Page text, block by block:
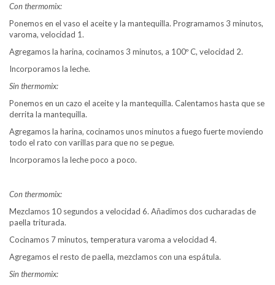
Con thermomix:
Ponemos en el vaso el aceite y la mantequilla. Programamos 3 minutos,
varoma, velocidad 1.
Agregamos la harina, cocinamos 3 minutos, a 100º C, velocidad 2.
Incorporamos la leche.
Sin thermomix:
Ponemos en un cazo el aceite y la mantequilla. Calentamos hasta que se
derrita la mantequilla.
Agregamos la harina, cocinamos unos minutos a fuego fuerte moviendo
todo el rato con varillas para que no se pegue.
Incorporamos la leche poco a poco.
Con thermomix:
Mezclamos 10 segundos a velocidad 6. Añadimos dos cucharadas de
paella triturada.
Cocinamos 7 minutos, temperatura varoma a velocidad 4.
Agregamos el resto de paella, mezclamos con una espátula.
Sin thermomix: